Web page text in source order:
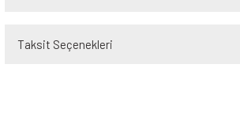
Taksit Seçenekleri